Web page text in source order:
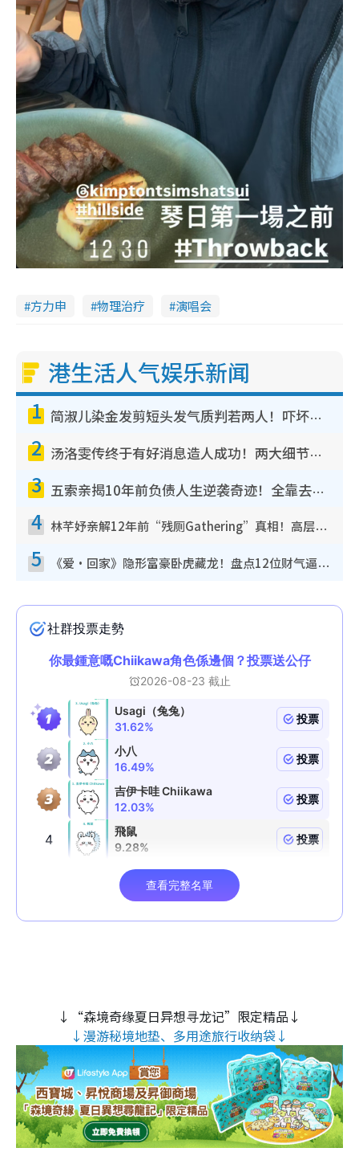
方力申 物理治疗 演唱会
港生活人气娱乐新闻
1 简淑儿染金发剪短头发气质判若两人！吓坏老公麦大力都认不出：“你做什么？”
2 汤洛雯传终于有好消息造人成功！两大细节曝孕味极浓引猜测：大肚婆先会咁！
3 五索亲揭10年前负债人生逆袭奇迹！全靠去一地方转运后即遇上马先生
4 林芊妤亲解12年前“残厕Gathering”真相！高层解约一句话重创尊严，至今拒返TVB
5 《爱·回家》隐形富豪卧虎藏龙！盘点12位财气逼人的有钱艺人：这位美女3亿身家不愁做
↓“森境奇缘夏日异想寻龙记”限定精品↓
↓漫游秘境地垫、多用途旅行收纳袋↓